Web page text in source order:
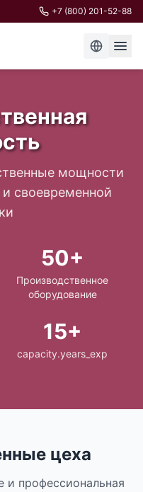
+7 (800) 201-52-88
мощности
своевременной
50+
Производственное
оборудование
15+
capacity.years_exp
цеха
и профессиональная